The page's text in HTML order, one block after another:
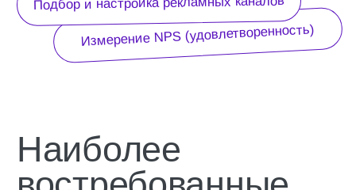
Подбор и настройка
рекламных каналов
Контент-воронка
Маркетинговая
Диагностика (аудит) маркетинга